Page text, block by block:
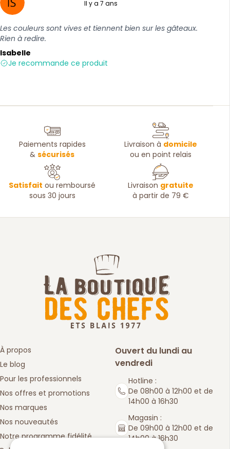
Il y a 7 ans
Les couleurs sont vives et tiennent bien sur les gâteaux.
Rien à redire.
Isabelle
Je recommande ce produit
Paiements rapides
&sécurisés
Livraison à domicile
ou en point relais
Satisfait ou remboursé
sous 30 jours
Livraison gratuite
à partir de 79 €
À propos
Le blog
Pour les professionnels
Nos offres et promotions
Nos marques
Nos nouveautés
Notre programme fidélité
Ouvert du lundi au
vendredi
Hotline :
De 08h00 à 12h00 et de
14h00 à 16h30
Magasin :
De 09h00 à 12h00 et de
14h00 à 16h30